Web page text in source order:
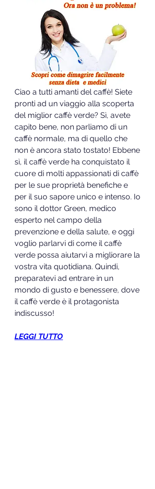
Ciao a tutti amanti del caffè! Siete
pronti ad un viaggio alla scoperta
del miglior caffè verde? Sì, avete
capito bene, non parliamo di un
caffè normale, ma di quello che
non è ancora stato tostato! Ebbene
sì, il caffè verde ha conquistato il
cuore di molti appassionati di caffè
per le sue proprietà benefiche e
per il suo sapore unico e intenso. Io
sono il dottor Green, medico
esperto nel campo della
prevenzione e della salute, e oggi
voglio parlarvi di come il caffè
verde possa aiutarvi a migliorare la
vostra vita quotidiana. Quindi,
preparatevi ad entrare in un
mondo di gusto e benessere, dove
il caffè verde è il protagonista
indiscusso!
LEGGI TUTTO